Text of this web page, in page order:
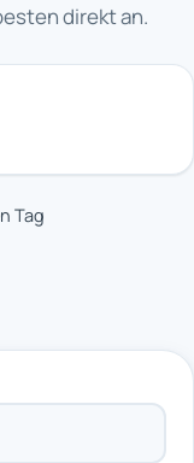
direkt an.
Tag